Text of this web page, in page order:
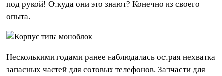
под рукой! Откуда они это знают? Конечно из своего
опыта.
Несколькими годами ранее наблюдалась острая нехватка
запасных частей для сотовых телефонов. Запчасти для